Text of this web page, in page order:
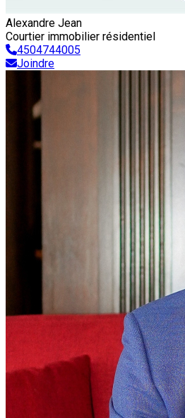
Alexandre Jean
Courtier immobilier résidentiel
4504744005
Joindre